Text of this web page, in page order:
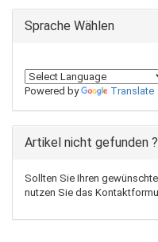
Sprache Wählen
Powered by Translate
Artikel nicht gefunden ?
Sollten Sie Ihren
nutzen Sie das